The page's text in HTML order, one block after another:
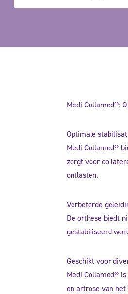
Medi Collamed®:
Optimale
Medi Collamed®
zorgt voor
ontlasten.
Verbeterde
De orthese biedt
gestabiliseerd
Geschikt voor
Medi Collamed®
en artrose van